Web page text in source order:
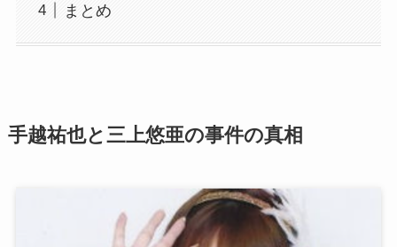
まとめ
手越祐也と三上悠亜の事件の真相